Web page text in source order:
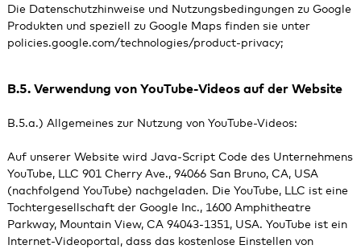
Die Datenschutzhinweise und Nutzungsbedingungen zu Google
Produkten und speziell zu Google Maps finden sie unter
policies.google.com/technologies/product-privacy;
B.5. Verwendung von YouTube-Videos auf der Website
B.5.a.) Allgemeines zur Nutzung von YouTube-Videos:
Auf unserer Website wird Java-Script Code des Unternehmens
YouTube, LLC 901 Cherry Ave., 94066 San Bruno, CA, USA
(nachfolgend YouTube) nachgeladen. Die YouTube, LLC ist eine
Tochtergesellschaft der Google Inc., 1600 Amphitheatre
Parkway, Mountain View, CA 94043-1351, USA. YouTube ist ein
Internet-Videoportal, dass das kostenlose Einstellen von